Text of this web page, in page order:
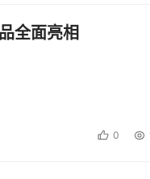
国高校师资培训班、为高
体化”的培训优势，支持
全面亮相
0